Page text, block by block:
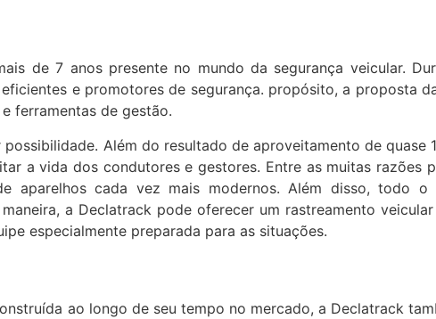
de 7 anos presente no mundo da segurança veicular.
e promotores de segurança. propósito, a proposta
ferramentas de gestão.
Além do resultado de aproveitamento de quase
a vida dos condutores e gestores. Entre as muitas razões
aparelhos cada vez mais modernos. Além disso, todo o
a Declatrack pode oferecer um rastreamento
especialmente preparada para as situações.
ao longo de seu tempo no mercado, a Declatrack